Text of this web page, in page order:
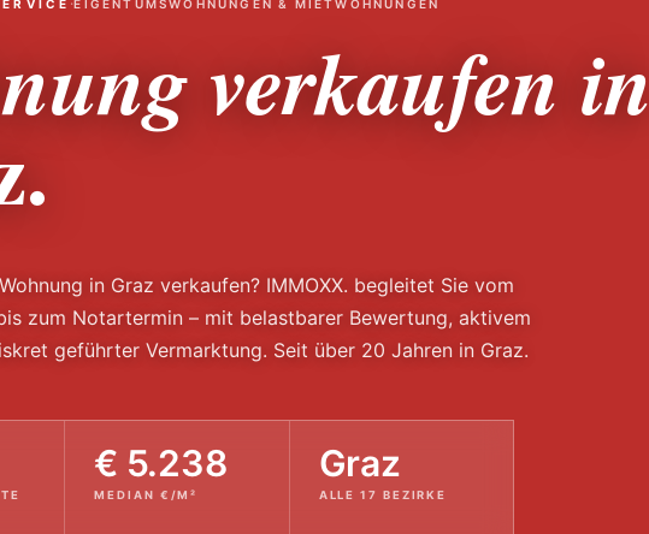
EIGENTUMSWOHNUNGEN & MIETWOHNUNGEN
verkaufen in
in Graz verkaufen? IMMOXX. begleitet Sie vom
zum Notartermin – mit belastbarer Bewertung, aktivem
geführter Vermarktung. Seit über 20 Jahren in Graz.
€ 5.238
MEDIAN €/M²
Graz
ALLE 17 BEZIRKE